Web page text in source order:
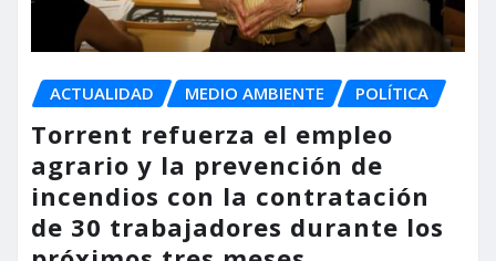
ACTUALIDAD MEDIO AMBIENTE POLÍTICA
Torrent refuerza el empleo
agrario y la prevención de
incendios con la contratación
de 30 trabajadores durante los